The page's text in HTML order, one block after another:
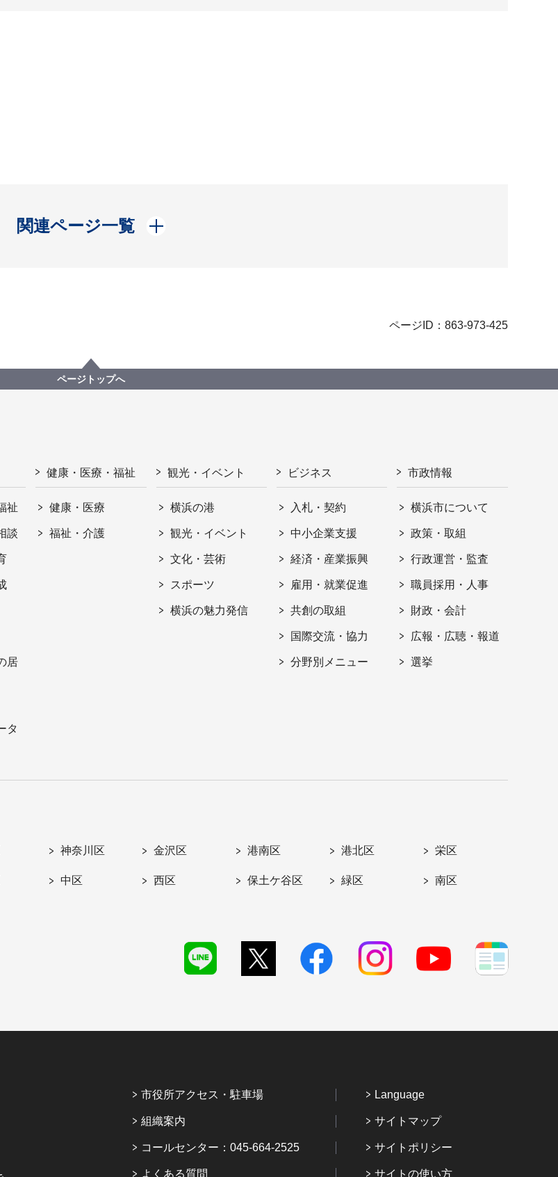
関連ページ一覧
開く
ページID：863-973-425
ページトップへ
祉
談
居
タ
健康・医療・福祉
健康・医療
福祉・介護
観光・イベント
横浜の港
観光・イベント
文化・芸術
スポーツ
横浜の魅力発信
ビジネス
入札・契約
中小企業支援
経済・産業振興
雇用・就業促進
共創の取組
国際交流・協力
分野別メニュー
市政情報
横浜市について
政策・取組
行政運営・監査
職員採用・人事
財政・会計
広報・広聴・報道
選挙
神奈川区 金沢区 港南区 港北区 栄区
中区 西区 保土ケ谷区 緑区 南区
市役所アクセス・駐車場
組織案内
コールセンター：045-664-2525
よくある質問
Language
サイトマップ
サイトポリシー
サイトの使い方